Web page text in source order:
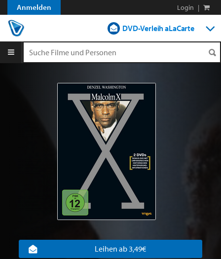
Anmelden Login |
DVD-Verleih aLaCarte
Shop
Blog
Leihen ab 3,49€